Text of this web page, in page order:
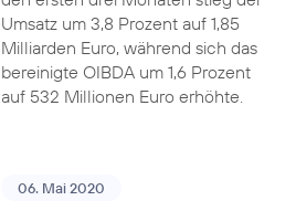
Umsatz um 3,8 Prozent auf 1,85
Milliarden Euro, während sich das
bereinigte OIBDA um 1,6 Prozent
auf 532 Millionen Euro erhöhte.
06. Mai 2020